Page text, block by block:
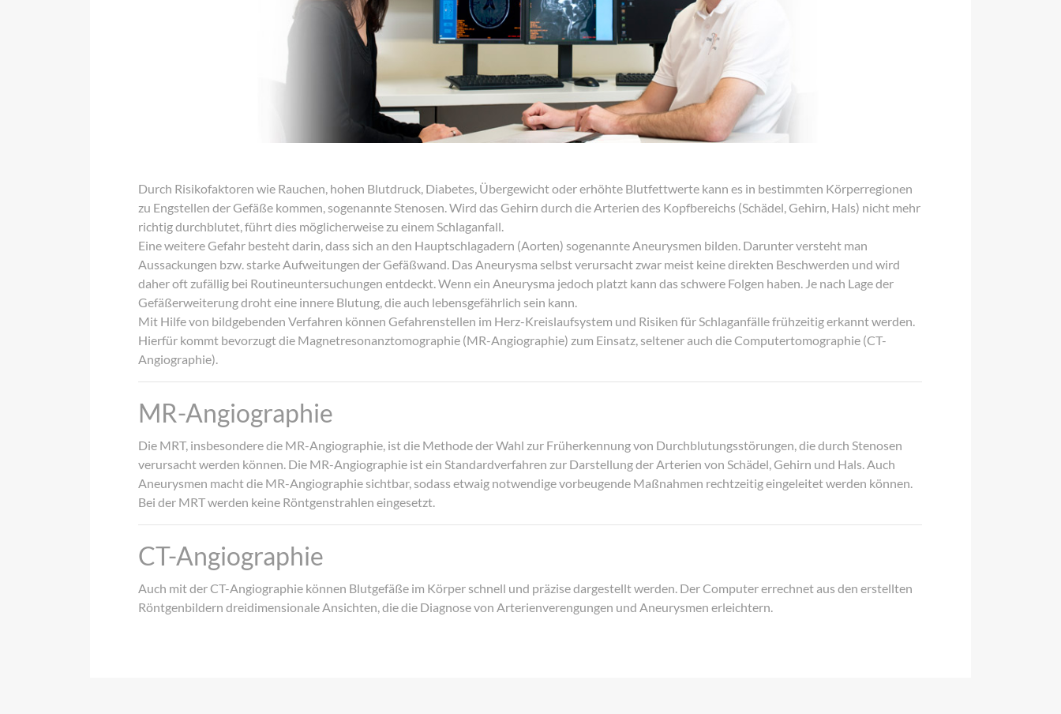
Durch Risikofaktoren wie Rauchen, hohen Blutdruck, Diabetes, Übergewicht oder erhöhte Blutfettwerte kann es in bestimmten Körperregionen
zu Engstellen der Gefäße kommen, sogenannte Stenosen. Wird das Gehirn durch die Arterien des Kopfbereichs (Schädel, Gehirn, Hals) nicht mehr
richtig durchblutet, führt dies möglicherweise zu einem Schlaganfall.
Eine weitere Gefahr besteht darin, dass sich an den Hauptschlagadern (Aorten) sogenannte Aneurysmen bilden. Darunter versteht man
Aussackungen bzw. starke Aufweitungen der Gefäßwand. Das Aneurysma selbst verursacht zwar meist keine direkten Beschwerden und wird
daher oft zufällig bei Routineuntersuchungen entdeckt. Wenn ein Aneurysma jedoch platzt kann das schwere Folgen haben. Je nach Lage der
Gefäßerweiterung droht eine innere Blutung, die auch lebensgefährlich sein kann.
Mit Hilfe von bildgebenden Verfahren können Gefahrenstellen im Herz-Kreislaufsystem und Risiken für Schlaganfälle frühzeitig erkannt werden.
Hierfür kommt bevorzugt die Magnetresonanztomographie (MR-Angiographie) zum Einsatz, seltener auch die Computertomographie (CT-
Angiographie).
MR-Angiographie
Die MRT, insbesondere die MR-Angiographie, ist die Methode der Wahl zur Früherkennung von Durchblutungsstörungen, die durch Stenosen
verursacht werden können. Die MR-Angiographie ist ein Standardverfahren zur Darstellung der Arterien von Schädel, Gehirn und Hals. Auch
Aneurysmen macht die MR-Angiographie sichtbar, sodass etwaig notwendige vorbeugende Maßnahmen rechtzeitig eingeleitet werden können.
Bei der MRT werden keine Röntgenstrahlen eingesetzt.
CT-Angiographie
Auch mit der CT-Angiographie können Blutgefäße im Körper schnell und präzise dargestellt werden. Der Computer errechnet aus den erstellten
Röntgenbildern dreidimensionale Ansichten, die die Diagnose von Arterienverengungen und Aneurysmen erleichtern.